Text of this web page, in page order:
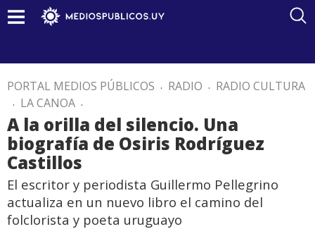
PORTAL MEDIOS PÚBLICOS . RADIO . RADIO CULTURA
. LA CANOA .
A la orilla del silencio. Una
biografía de Osiris Rodríguez
Castillos
El escritor y periodista Guillermo Pellegrino
actualiza en un nuevo libro el camino del
folclorista y poeta uruguayo